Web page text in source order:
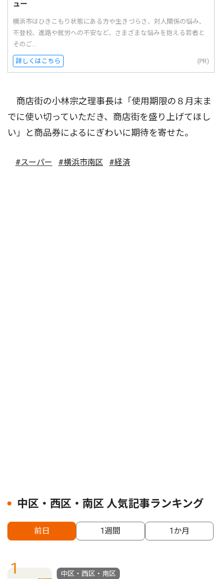
ュー
横浜市はひきこもり状態にある方や生きづらさ、対人関係の悩み、
不登校、進路や就労への不安など、さまざまな悩みを抱える若者と
そのご...
詳しくはこちら (PR)
商店街の小林宗之理事長は「使用期限の８月末ま
でに使い切っていただき、商店街を盛り上げてほし
い」と商品券によるにぎわいに期待を寄せた。
#スーパー #横浜市南区 #経済
中区・西区・南区 人気記事ランキング
前日 1週間 1か月
1 中区・西区・南区